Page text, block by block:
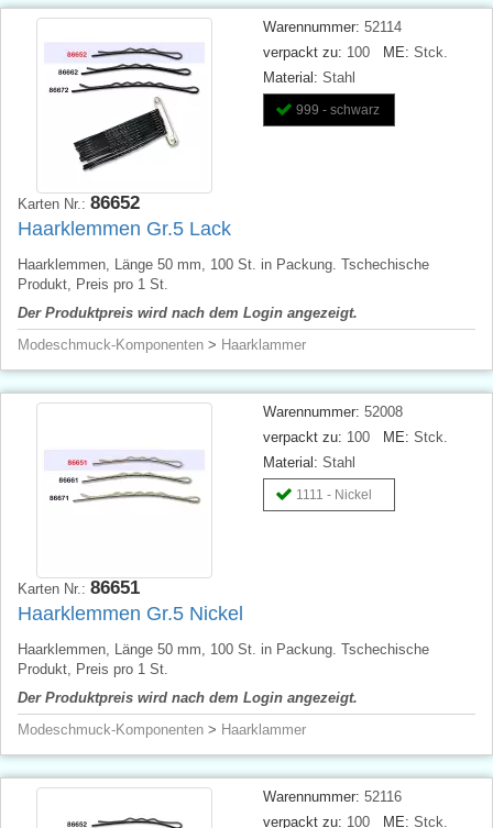
Warennummer: 52114
verpackt zu: 100 ME: Stck.
Material: Stahl
999 - schwarz
Karten Nr.: 86652
Haarklemmen Gr.5 Lack
Haarklemmen, Länge 50 mm, 100 St. in Packung. Tschechische
Produkt, Preis pro 1 St.
Der Produktpreis wird nach dem Login angezeigt.
Modeschmuck-Komponenten > Haarklammer
Warennummer: 52008
verpackt zu: 100 ME: Stck.
Material: Stahl
1111 - Nickel
Karten Nr.: 86651
Haarklemmen Gr.5 Nickel
Haarklemmen, Länge 50 mm, 100 St. in Packung. Tschechische
Produkt, Preis pro 1 St.
Der Produktpreis wird nach dem Login angezeigt.
Modeschmuck-Komponenten > Haarklammer
Warennummer: 52116
verpackt zu: 100 ME: Stck.